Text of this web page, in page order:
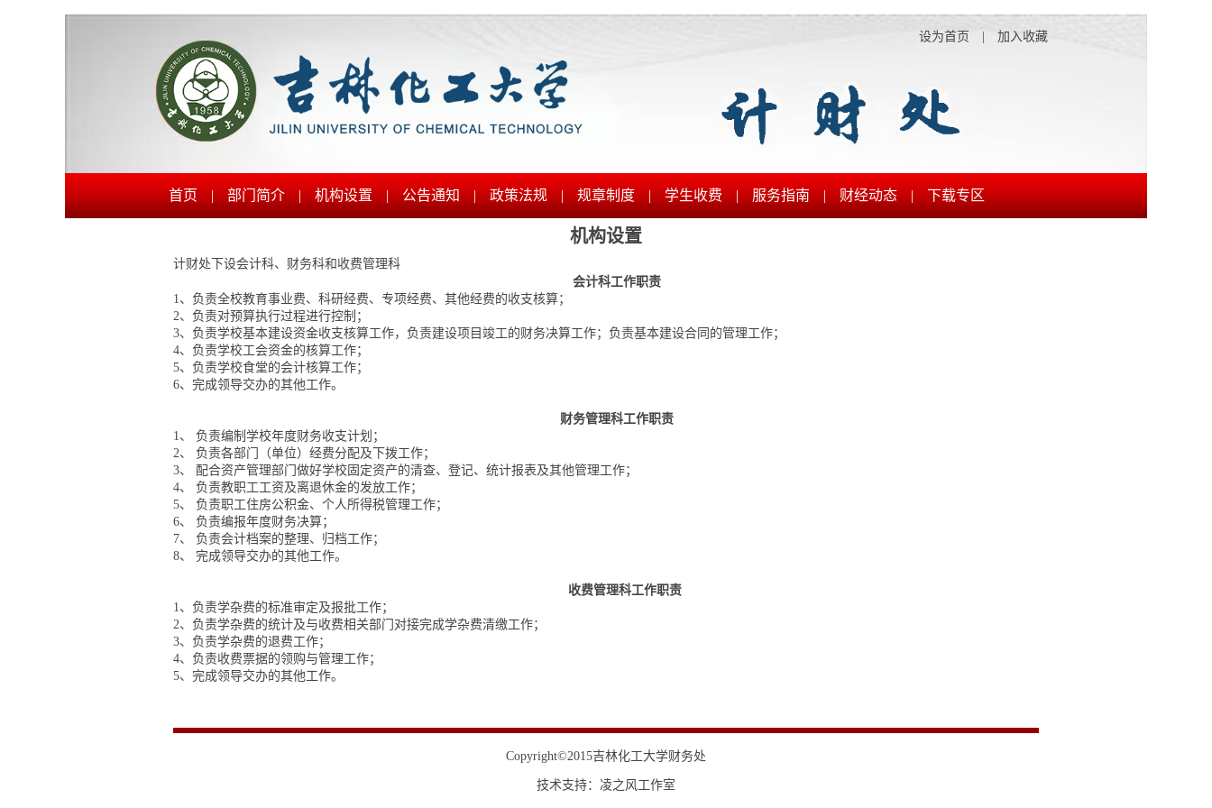
设为首页 加入收藏
首页 | 部门简介 | 机构设置 | 公告通知 | 政策法规 | 规章制度 | 学生收费 | 服务指南 | 财经动态 | 下载专区
机构设置
计财处下设会计科、财务科和收费管理科
会计科工作职责
1、 负责全校教育事业费、科研经费、专项经费、其他经费的收支核算；
2、负责对预算执行过程进行控制；
3、负责学校基本建设资金收支核算工作， 负责建设项目竣工的财务决算工作；负责基本建设合同的管理工作；
4、负责学校工会资金的核算工作；
5、负责学校食堂的会计核算工作；
6、完成领导交办的其他工作。
财务管理科工作职责
1、
负责编制学校年度财务收支计划；
2、
负责各部门（单位）经费分配及下拨工作；
3、
配合资产管理部门做好学校固定资产的清查、登记、统计报表及其他管理工作；
4、
负责教职工工资及离退休金的发放工作；
5、
负责职工住房公积金、个人所得税管理工作；
6、
负责编报年度财务决算；
7、
负责会计档案的整理、归档工作；
8、 完成领导交办的其他工作。
收费管理科工作职责
1、 负责学杂费的标准审定及报批工作；
2、 负责学杂费的统计及与收费相关部门对接完成学杂费清缴工作；
3、 负责学杂费的退费工作；
4、 负责收费票据的领购与管理工作；
5、 完成领导交办的其他工作。
Copyright©2015吉林化工大学财务处
技术支持： 凌之风工作室